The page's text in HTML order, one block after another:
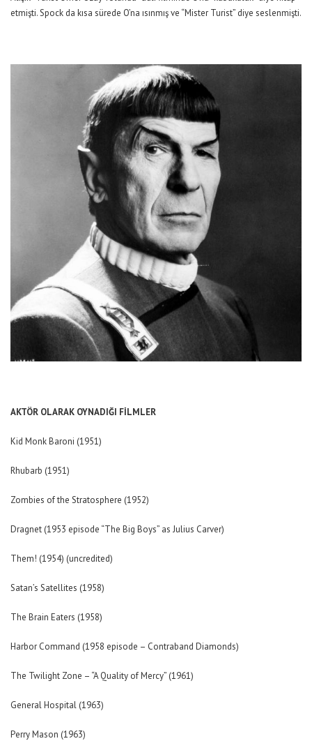
etmişti. Spock da kısa sürede O’na ısınmış ve “Mister Turist” diye seslenmişti.
AKTÖR OLARAK OYNADIĞI FİLMLER
Kid Monk Baroni (1951)
Rhubarb (1951)
Zombies of the Stratosphere (1952)
Dragnet (1953 episode “The Big Boys” as Julius Carver)
Them! (1954) (uncredited)
Satan’s Satellites (1958)
The Brain Eaters (1958)
Harbor Command (1958 episode – Contraband Diamonds)
The Twilight Zone – “A Quality of Mercy” (1961)
General Hospital (1963)
Perry Mason (1963)